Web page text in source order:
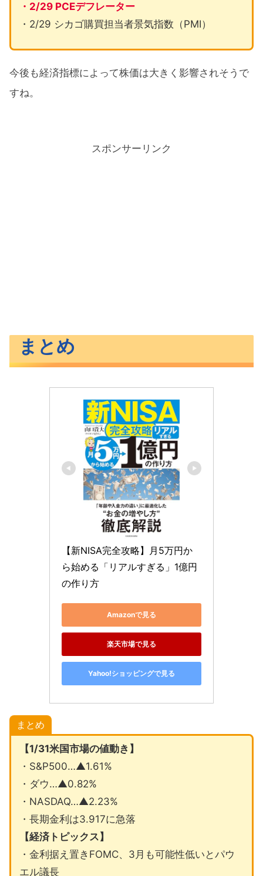
・2/29 PCEデフレーター
・2/29 シカゴ購買担当者景気指数（PMI）
今後も経済指標によって株価は大きく影響されそうで
すね。
スポンサーリンク
まとめ
【新NISA完全攻略】月5万円か
ら始める「リアルすぎる」1億円
の作り方
Amazonで見る
楽天市場で見る
Yahoo!ショッピングで見る
まとめ
【1/31米国市場の値動き】
・S&P500…▲1.61%
・ダウ…▲0.82%
・NASDAQ…▲2.23%
・長期金利は3.917に急落
【経済トピックス】
・金利据え置きFOMC、3月も可能性低いとパウ
エル議長